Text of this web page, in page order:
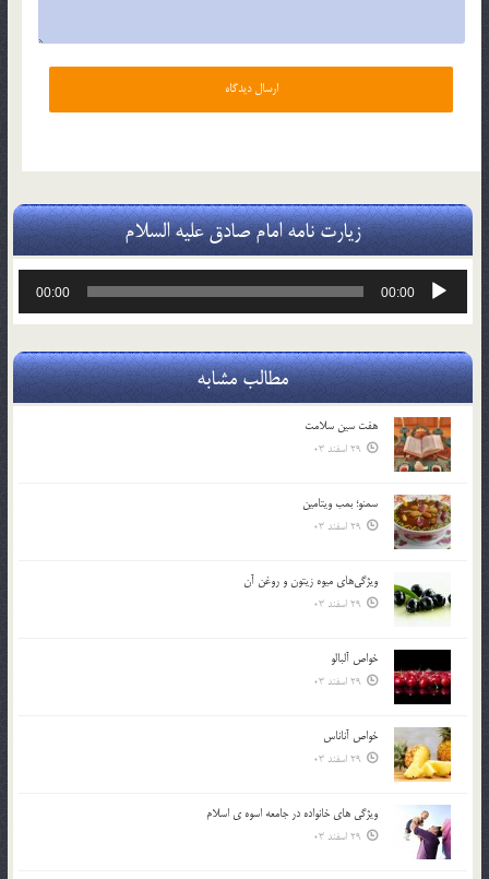
زیارت نامه امام صادق علیه السلام
پخش‌کننده
00:00
00:00
مطالب مشابه
هفت سين سلامت
29 اسفند 03
سمنو؛ بمب ويتامين
29 اسفند 03
ويژگي‌هاي ميوه زيتون و روغن آن
29 اسفند 03
خواص آلبالو
29 اسفند 03
خواص آناناس
29 اسفند 03
ويژگي هاي خانواده در جامعه اسوه ي اسلام
29 اسفند 03